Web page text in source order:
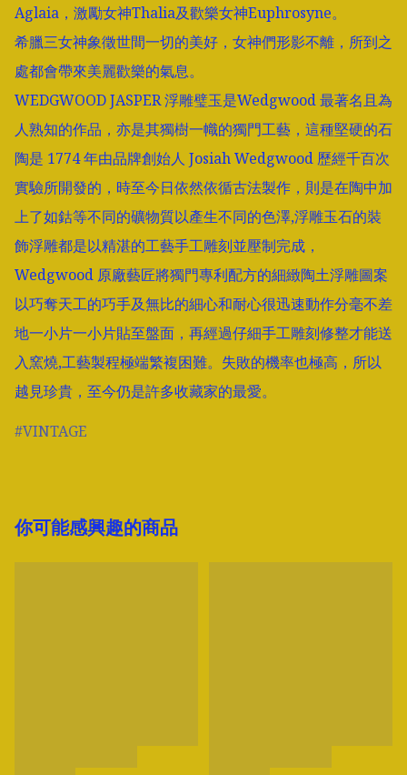
Aglaia，激勵女神Thalia及歡樂女神Euphrosyne。
希臘三女神象徵世間一切的美好，女神們形影不離，所到之
處都會帶來美麗歡樂的氣息。
WEDGWOOD JASPER 浮雕璧玉是Wedgwood 最著名且為
人熟知的作品，亦是其獨樹一幟的獨門工藝，這種堅硬的石
陶是 1774 年由品牌創始人 Josiah Wedgwood 歷經千百次
實驗所開發的，時至今日依然依循古法製作，則是在陶中加
上了如鈷等不同的礦物質以產生不同的色澤,浮雕玉石的裝
飾浮雕都是以精湛的工藝手工雕刻並壓制完成，
Wedgwood 原廠藝匠將獨門專利配方的細緻陶土浮雕圖案
以巧奪天工的巧手及無比的細心和耐心很迅速動作分毫不差
地一小片一小片貼至盤面，再經過仔細手工雕刻修整才能送
入窯燒,工藝製程極端繁複困難。失敗的機率也極高，所以
越見珍貴，至今仍是許多收藏家的最愛。
VINTAGE
你可能感興趣的商品